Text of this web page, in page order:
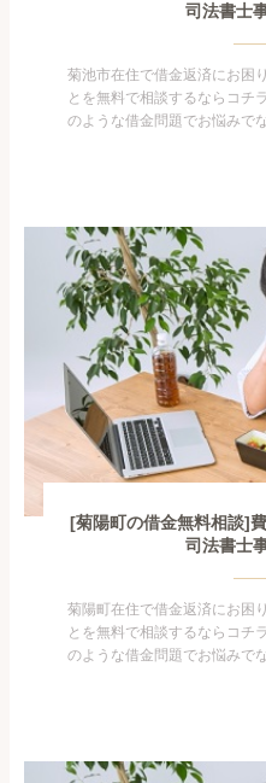
司法書士
菊池市在住で借金返済にお困
とを無料で相談するならコチ
のような借金問題でお悩みで
られたくない・借金の催促、
がありま...
[菊陽町の借金無料相談]
司法書士
菊陽町在住で借金返済にお困
とを無料で相談するならコチ
のような借金問題でお悩みで
られたくない・借金の催促、
がありま...